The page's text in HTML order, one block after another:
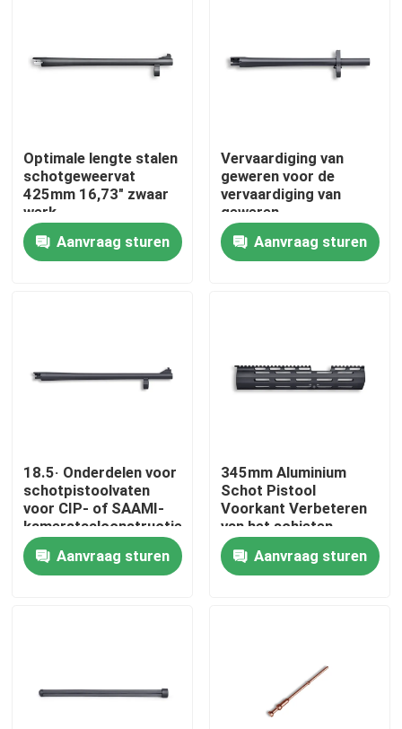
Thuis
Producten
Fabriekstocht
Neem contact met ons op
Nieuws
Optimale lengte stalen
schotgeweervat
425mm 16,73" zwaar
werk
Aanvraag sturen
Vervaardiging van
geweren voor de
vervaardiging van
geweren
Aanvraag sturen
18.5· Onderdelen voor
schotpistoolvaten
voor CIP- of SAAMI-
kamerstaalconstructies
Aanvraag sturen
345mm Aluminium
Schot Pistool
Voorkant Verbeteren
van het schieten
ervaring lichtgewicht
Aanvraag sturen